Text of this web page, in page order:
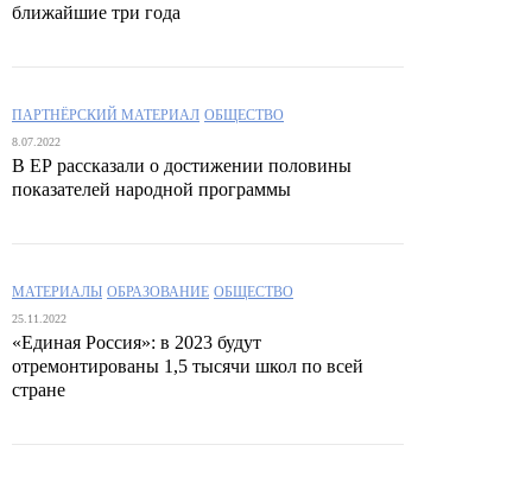
ближайшие три года
ПАРТНЁРСКИЙ МАТЕРИАЛ ОБЩЕСТВО
8.07.2022
В ЕР рассказали о достижении половины
показателей народной программы
МАТЕРИАЛЫ ОБРАЗОВАНИЕ ОБЩЕСТВО
25.11.2022
«Единая Россия»: в 2023 будут
отремонтированы 1,5 тысячи школ по всей
стране